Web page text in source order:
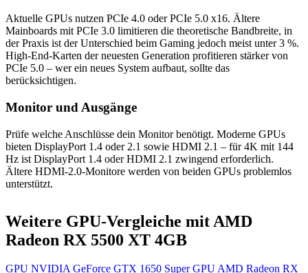
Aktuelle GPUs nutzen PCIe 4.0 oder PCIe 5.0 x16. Ältere
Mainboards mit PCIe 3.0 limitieren die theoretische Bandbreite, in
der Praxis ist der Unterschied beim Gaming jedoch meist unter 3 %.
High-End-Karten der neuesten Generation profitieren stärker von
PCIe 5.0 – wer ein neues System aufbaut, sollte das
berücksichtigen.
Monitor und Ausgänge
Prüfe welche Anschlüsse dein Monitor benötigt. Moderne GPUs
bieten DisplayPort 1.4 oder 2.1 sowie HDMI 2.1 – für 4K mit 144
Hz ist DisplayPort 1.4 oder HDMI 2.1 zwingend erforderlich.
Ältere HDMI-2.0-Monitore werden von beiden GPUs problemlos
unterstützt.
Weitere GPU-Vergleiche mit AMD
Radeon RX 5500 XT 4GB
GPU NVIDIA GeForce GTX 1650 Super GPUAMD Radeon RX